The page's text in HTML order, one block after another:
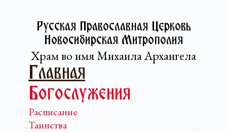
Русская Православная Церковь­
Новосибирская Митрополия
Храм во имя Михаила Архангела
Главная
Богослужения
Расписание
Таинства